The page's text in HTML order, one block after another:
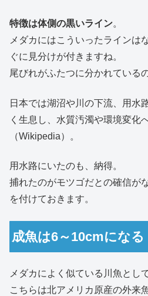
特徴は体側の黒いライン。
メダカにはこういったラインは
ぐに見分けが付きますね。
尾びれがふたつに分かれている
日本では湖沼や川の下流、用水
く生息し、水質汚濁や環境変化
（Wikipedia）。
用水路にいたのも、納得。
捕れたのがモツゴだとの確信が
を付けておきます。
成魚は6～10cmになる
メダカによく似ている川魚とし
こちらは北アメリカ原産の外来